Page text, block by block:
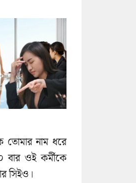
তোমার নাম ধরে
বার ওই কর্মীকে
সিইও।